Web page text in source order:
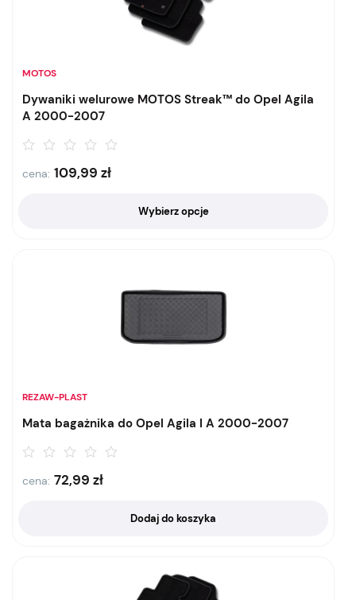
MOTOS
Dywaniki welurowe MOTOS Streak™ do Opel Agila
A 2000-2007
cena: 109,99 zł
Wybierz opcje
REZAW-PLAST
Mata bagażnika do Opel Agila I A 2000-2007
cena: 72,99 zł
Dodaj do koszyka